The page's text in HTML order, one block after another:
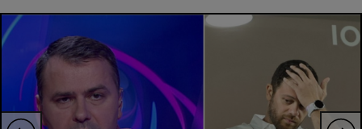
Cupa României
Echipa Națională
U21